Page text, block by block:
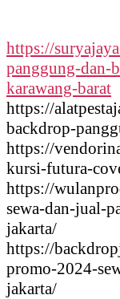
https://
panggung-dan-
karawang-barat
https://
backdrop-
https://
kursi-futura-
https://
sewa-dan-jual-
jakarta/
https://
promo-2024-
jakarta/